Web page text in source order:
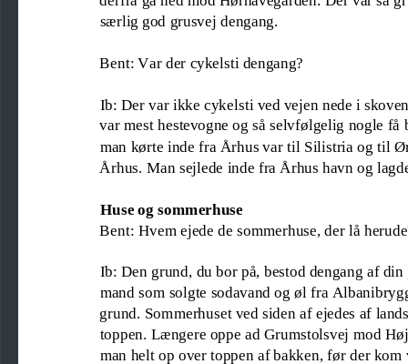
særlig god grusvej dengang.
Bent: Var der cykelsti dengang?
Ib: Der var ikke cykelsti ved vejen nede i
var mest hestevogne og så selvfølgelig nogle få
man kørte inde fra Århus var til Silistria og til
Århus Man sejlede inde fra Århus havn og
Huse og sommerhuse
Bent: Hvem ejede de sommerhuse, der lå
Ib: Den grund, du bor på, bestod dengang af
mand som solgte sodavand og øl fra
grund. Sommerhuset ved siden af ejedes af
toppen. Længere oppe ad Grumstolsvej mod
man helt op over toppen af bakken før der kom